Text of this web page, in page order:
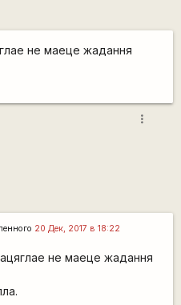
не маеце жадання
more_vert
20 Дек, 2017 в 18:22
не маеце жадання